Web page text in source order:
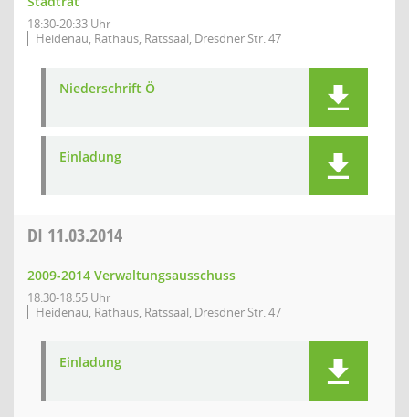
18:30-20:33 Uhr
Heidenau, Rathaus, Ratssaal, Dresdner Str. 47
Niederschrift Ö
Einladung
DI 11.03.2014
2009-2014 Verwaltungsausschuss
18:30-18:55 Uhr
Heidenau, Rathaus, Ratssaal, Dresdner Str. 47
Einladung